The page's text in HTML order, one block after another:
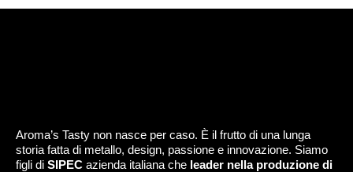
Aroma’s Tasty non nasce per caso. È il frutto di una lunga
storia fatta di metallo, design, passione e innovazione. Siamo
figli di SIPEC azienda italiana che leader nella produzione di